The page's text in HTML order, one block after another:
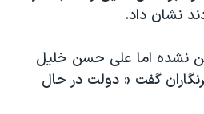
نشان داد.
نشده اما علی حسن خلیل
گفت « دولت در حال